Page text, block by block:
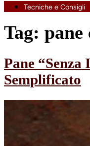
Tecniche e Consigli
Tag: pane
Pane “Senza
Semplificato